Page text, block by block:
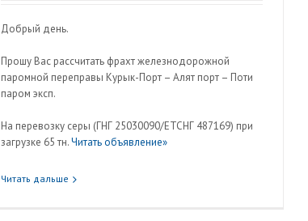
Добрый день.
Прошу Вас рассчитать фрахт железнодорожной
паромной переправы Курык-Порт – Алят порт – Поти
паром эксп.
На перевозку серы (ГНГ 25030090/ЕТСНГ 487169) при
загрузке 65 тн.Читать объявление»
Читать дальше